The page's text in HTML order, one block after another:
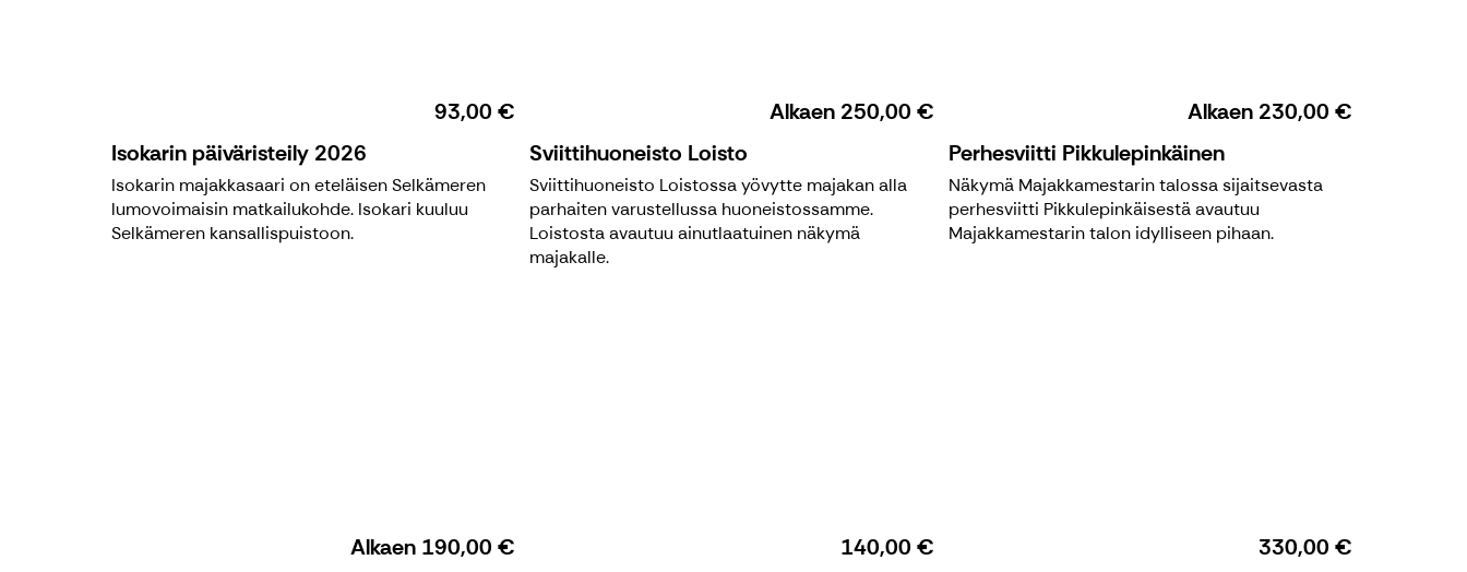
93,00 €
Isokarin päiväristeily 2026
Isokarin majakkasaari on eteläisen Selkämeren
lumovoimaisin matkailukohde. Isokari kuuluu
Selkämeren kansallispuistoon.
Alkaen 250,00 €
Sviittihuoneisto Loisto
Sviittihuoneisto Loistossa yövytte majakan alla
parhaiten varustellussa huoneistossamme.
Loistosta avautuu ainutlaatuinen näkymä
majakalle.
Alkaen 230,00 €
Perhesviitti Pikkulepinkäinen
Näkymä Majakkamestarin talossa sijaitsevasta
perhesviitti Pikkulepinkäisestä avautuu
Majakkamestarin talon idylliseen pihaan.
Alkaen 190,00 €
140,00 €
330,00 €